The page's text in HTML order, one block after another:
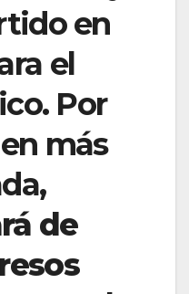
en
el
Por
más
de